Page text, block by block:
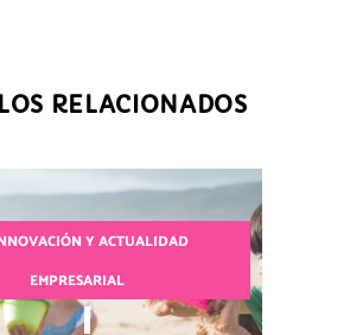
RELACIONADOS
Y ACTUALIDAD
EMPRESARIAL